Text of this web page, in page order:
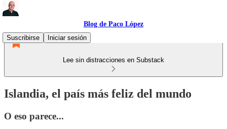
Blog de Paco López
Suscribirse
Iniciar sesión
Lee sin distracciones en Substack
Islandia, el país más feliz del mundo
O eso parece...